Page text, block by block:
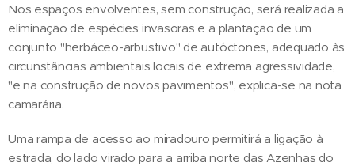
Nos espaços envolventes, sem construção, será realizada a
eliminação de espécies invasoras e a plantação de um
conjunto "herbáceo-arbustivo" de autóctones, adequado às
circunstâncias ambientais locais de extrema agressividade,
"e na construção de novos pavimentos", explica-se na nota
camarária.
Uma rampa de acesso ao miradouro permitirá a ligação à
estrada, do lado virado para a arriba norte das Azenhas do